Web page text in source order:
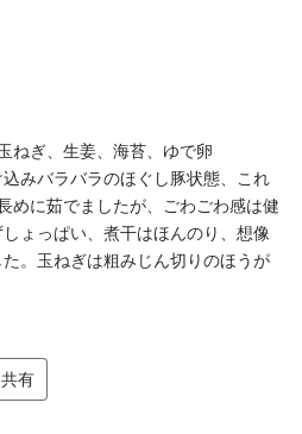
ねぎ、生姜、海苔、ゆで卵
みバラバラのほぐし豚状態、これ
めに茹でましたが、ごわごわ感は健
ょっぱい、煮干はほんのり、想像
。玉ねぎは粗みじん切りのほうが
有